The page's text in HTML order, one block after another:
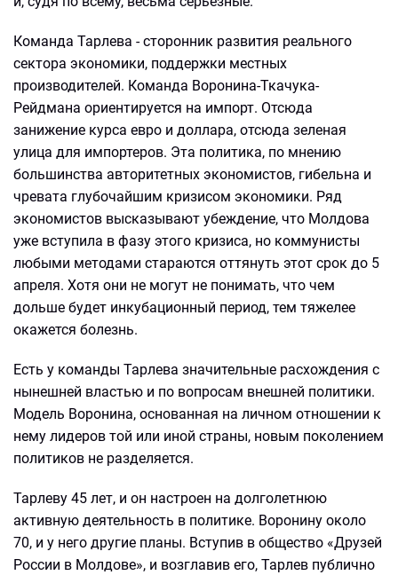
Команда Тарлева - сторонник развития реального
сектора экономики, поддержки местных
производителей. Команда Воронина-Ткачука-
Рейдмана ориентируется на импорт. Отсюда
занижение курса евро и доллара, отсюда зеленая
улица для импортеров. Эта политика, по мнению
большинства авторитетных экономистов, гибельна и
чревата глубочайшим кризисом экономики. Ряд
экономистов высказывают убеждение, что Молдова
уже вступила в фазу этого кризиса, но коммунисты
любыми методами стараются оттянуть этот срок до 5
апреля. Хотя они не могут не понимать, что чем
дольше будет инкубационный период, тем тяжелее
окажется болезнь.
Есть у команды Тарлева значительные расхождения с
нынешней властью и по вопросам внешней политики.
Модель Воронина, основанная на личном отношении к
нему лидеров той или иной страны, новым поколением
политиков не разделяется.
Тарлеву 45 лет, и он настроен на долголетнюю
активную деятельность в политике. Воронину около
70, и у него другие планы. Вступив в общество «Друзей
России в Молдове», и возглавив его, Тарлев публично